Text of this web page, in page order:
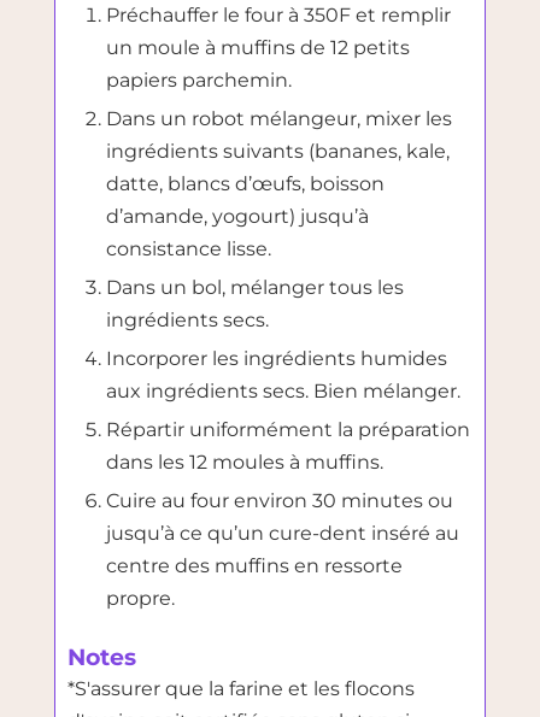
Préchauffer le four à 350F et remplir
un moule à muffins de 12 petits
papiers parchemin.
Dans un robot mélangeur, mixer les
ingrédients suivants (bananes, kale,
datte, blancs d’œufs, boisson
d’amande, yogourt) jusqu’à
consistance lisse.
Dans un bol, mélanger tous les
ingrédients secs.
Incorporer les ingrédients humides
aux ingrédients secs. Bien mélanger.
Répartir uniformément la préparation
dans les 12 moules à muffins.
Cuire au four environ 30 minutes ou
jusqu’à ce qu’un cure-dent inséré au
centre des muffins en ressorte
propre.
Notes
*S'assurer que la farine et les flocons